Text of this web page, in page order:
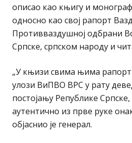
описао као књигу и
односно као свој рапорт
Противваздушној одбрани
Српске, српском народу и
„У књизи свима њима
улози ВиПВО ВРС у рату
постојању Републике
аутентично из прве руке
објаснио је генерал.